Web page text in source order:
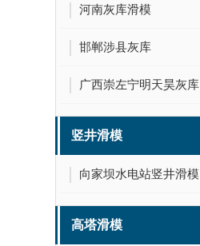
河南灰库滑模
邯郸涉县灰库
广西崇左宁明天昊灰库
竖井滑模
向家坝水电站竖井滑模
高塔滑模